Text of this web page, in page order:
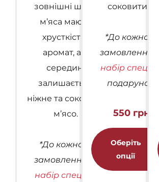
зовнішні шари
м’яса мають
хрусткість і
аромат, а в
середині
залишається
ніжне та соковите
м’ясо.
*До кожного
замовлення —
набір спецій
соковитим.
*До кожного
замовлення —
набір спецій
подарунок.
550 грн
Оберіть
опції